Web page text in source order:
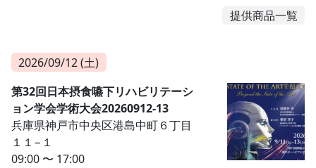
提供商品一覧
2026/09/12 (土)
第32回日本摂食嚥下リハビリテーシ
ョン学会学術大会20260912-13
兵庫県神戸市中央区港島中町６丁目
１１−１
09:00 〜 17:00